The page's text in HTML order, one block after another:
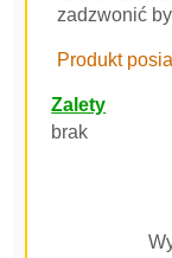
zadzwonić
Produkt
Zalety
brak